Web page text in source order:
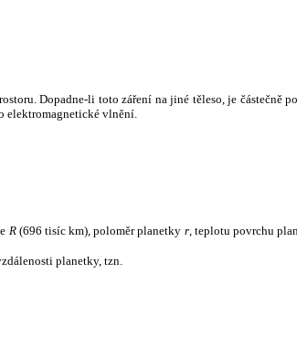
Dopadne-li toto záření na jiné těleso, je částečně
elektromagnetické vlnění.
R(696 tisíc km), poloměr planetky r, teplotu povrchu
planetky, tzn.